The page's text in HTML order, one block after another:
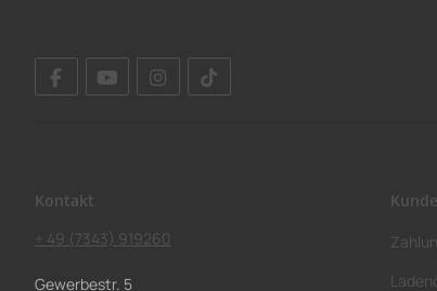
Kontakt
+ 49 (7343) 919260
Gewerbestr. 5